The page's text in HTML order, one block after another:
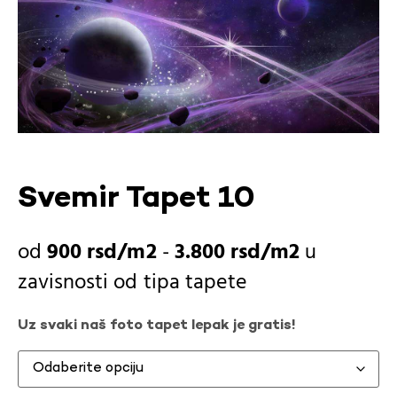
Svemir Tapet 10
900rsd -3.800rsd
u
zavisnosti od tipa tapete
Uz svaki naš foto tapet lepak je gratis!